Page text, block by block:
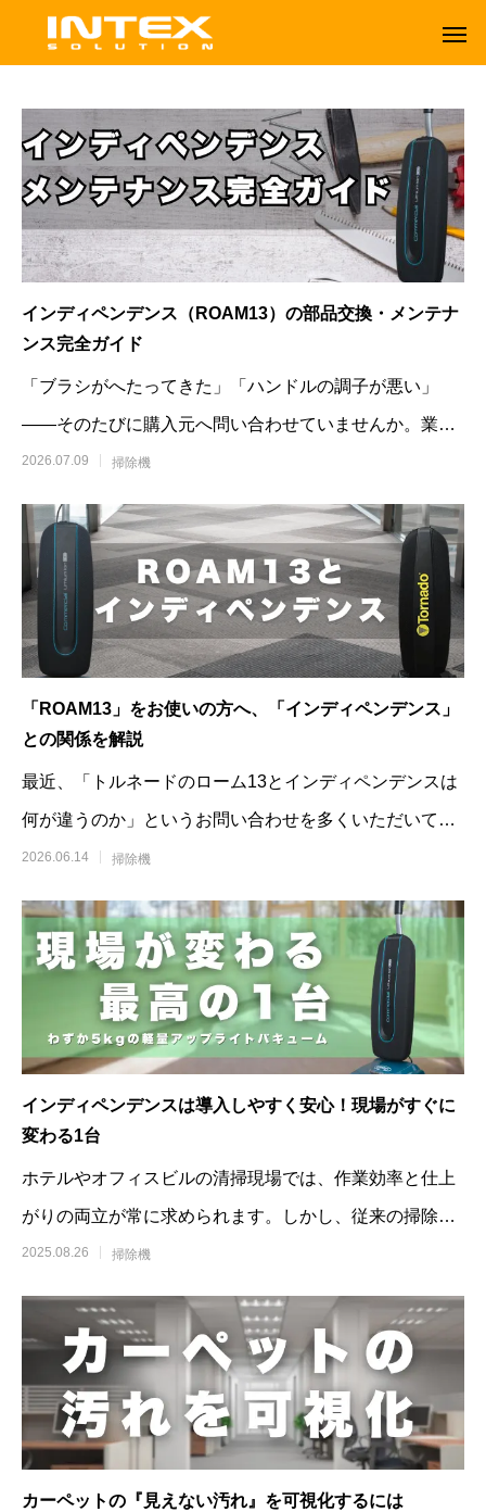
ORBOT
インディペンデンス（ROAM13）の部品交換・メンテナ
ンス完全ガイド
「ブラシがへたってきた」「ハンドルの調子が悪い」
——そのたびに購入元へ問い合わせていませんか。業務
用コードレスアップライト掃除機イン
2026.07.09 掃除機
「ROAM13」をお使いの方へ、「インディペンデンス」
との関係を解説
最近、「トルネードのローム13とインディペンデンスは
何が違うのか」というお問い合わせを多くいただいてい
ます。「ローム13」「
2026.06.14 掃除機
インディペンデンスは導入しやすく安心！現場がすぐに
変わる1台
ホテルやオフィスビルの清掃現場では、作業効率と仕上
がりの両立が常に求められます。しかし、従来の掃除機
は「重くて疲れる」、「吸引力が足りな
2025.08.26 掃除機
カーペットの『見えない汚れ』を可視化するには